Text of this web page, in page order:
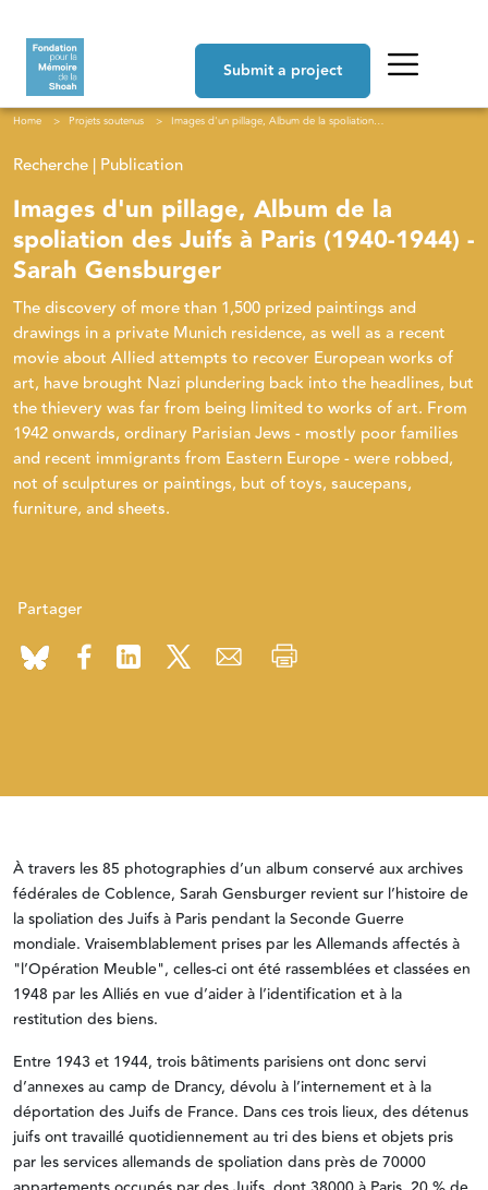
Submit a project
Breadcrumb
Home Projets soutenus Images d'un pillage, Album de la spoliation des Juifs à Paris (1940-1944) - Sarah Gensburger
Recherche | Publication
Images d'un pillage, Album de la
spoliation des Juifs à Paris (1940-1944) -
Sarah Gensburger
The discovery of more than 1,500 prized paintings and
drawings in a private Munich residence, as well as a recent
movie about Allied attempts to recover European works of
art, have brought Nazi plundering back into the headlines, but
the thievery was far from being limited to works of art. From
1942 onwards, ordinary Parisian Jews - mostly poor families
and recent immigrants from Eastern Europe - were robbed,
not of sculptures or paintings, but of toys, saucepans,
furniture, and sheets.
Partager
À travers les 85 photographies d’un album conservé aux archives
fédérales de Coblence, Sarah Gensburger revient sur l’histoire de
la spoliation des Juifs à Paris pendant la Seconde Guerre
mondiale. Vraisemblablement prises par les Allemands affectés à
"l’Opération Meuble", celles-ci ont été rassemblées et classées en
1948 par les Alliés en vue d’aider à l’identification et à la
restitution des biens.
Entre 1943 et 1944, trois bâtiments parisiens ont donc servi
d’annexes au camp de Drancy, dévolu à l’internement et à la
déportation des Juifs de France. Dans ces trois lieux, des détenus
juifs ont travaillé quotidiennement au tri des biens et objets pris
par les services allemands de spoliation dans près de 70000